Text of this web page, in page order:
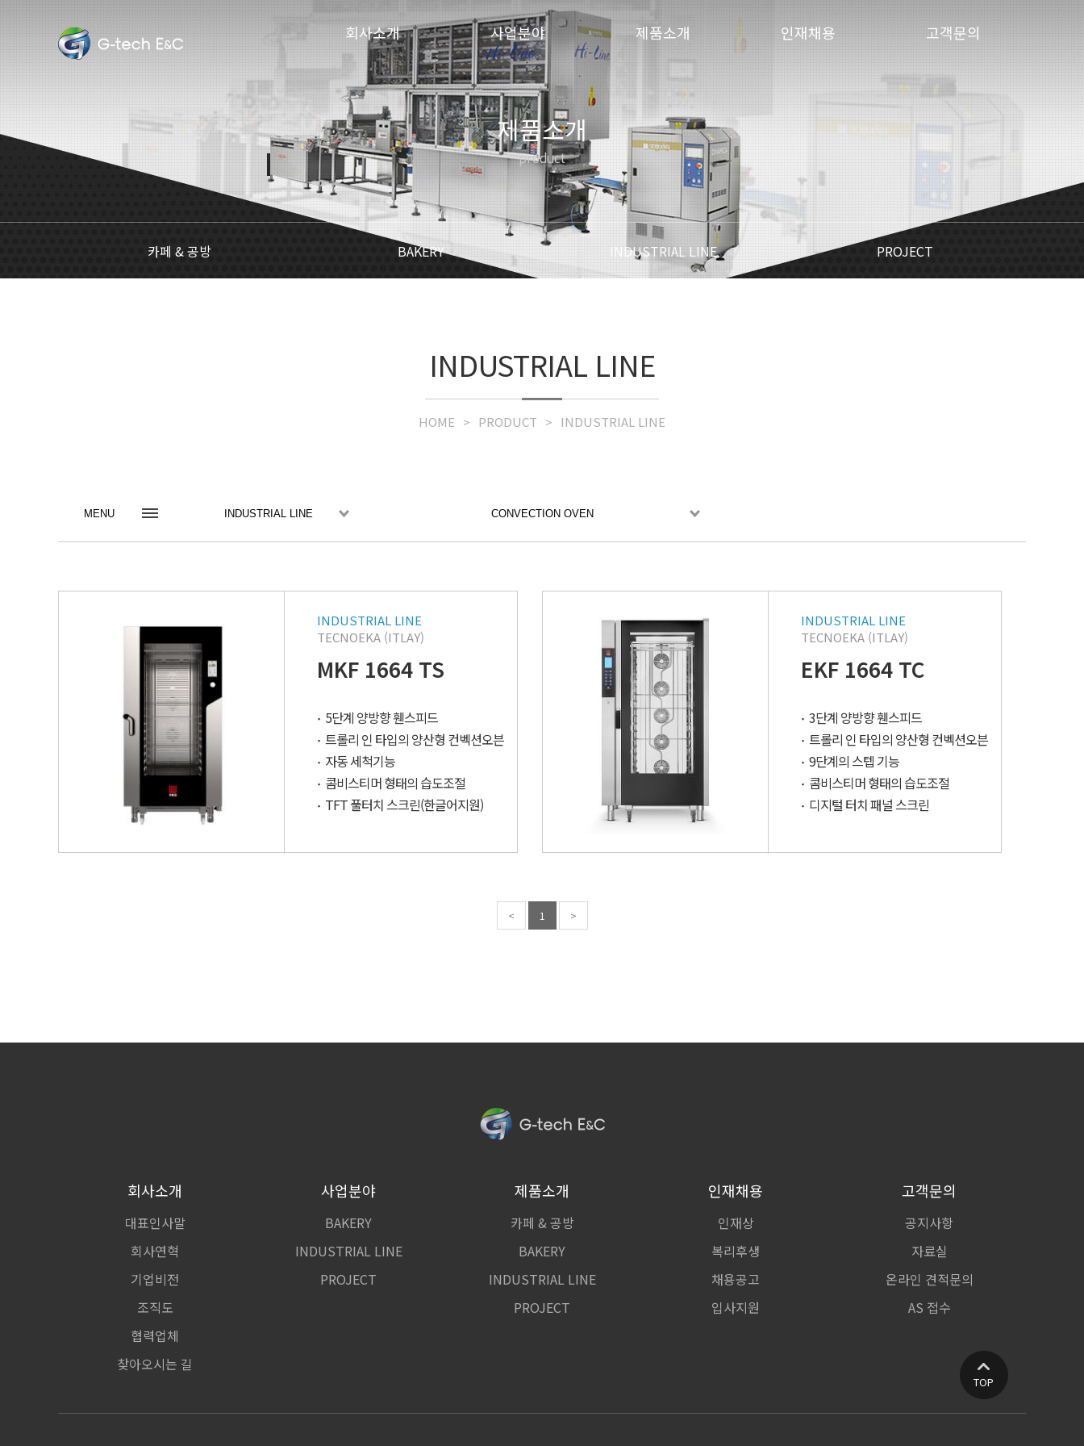
회사소개 사업분야 제품소개 인재채용 고객문의
TOP
제품소개
product
카페 & 공방 BAKERY INDUSTRIAL LINE PROJECT
INDUSTRIAL LINE
HOME PRODUCT INDUSTRIAL LINE
MENU INDUSTRIAL LINE CONVECTION OVEN
INDUSTRIAL LINE
TECNOEKA (ITLAY)
MKF 1664 TS
5단계 양방향 휀스피드
트롤리 인 타입의 양산형 컨벡션오븐
자동 세척기능
콤비스티머 형태의 습도조절
TFT 풀터치 스크린(한글어지원)
INDUSTRIAL LINE
TECNOEKA (ITLAY)
EKF 1664 TC
3단계 양방향 휀스피드
트롤리 인 타입의 양산형 컨벡션오븐
9단계의 스텝 기능
콤비스티머 형태의 습도조절
디지털 터치 패널 스크린
< 1 >
회사소개
대표인사말
회사연혁
기업비전
조직도
협력업체
찾아오시는 길
사업분야
BAKERY
INDUSTRIAL LINE
PROJECT
제품소개
카페 & 공방
BAKERY
INDUSTRIAL LINE
PROJECT
인재채용
인재상
복리후생
채용공고
입사지원
고객문의
공지사항
자료실
온라인 견적문의
AS 접수